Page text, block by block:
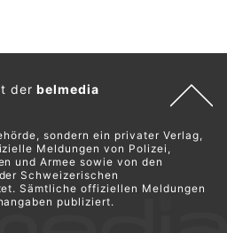
derbelmedia
sondern ein privater Verlag,
Meldungen von Polizei,
und Armee sowie von den
Schweizerischen
Sämtliche offiziellen Meldungen
publiziert.